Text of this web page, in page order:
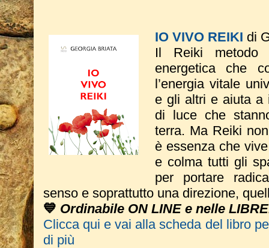
IO VIVO REIKI di
Il Reiki
energetica che
l’energia vitale
e gli altri e aiuta a
di luce che
terra. Ma Reiki
è essenza che
e colma tutti gli
per portare
senso e soprattutto una direzione,
💙 Ordinabile ON LINE e nelle
Clicca qui e vai alla scheda del libro
di più